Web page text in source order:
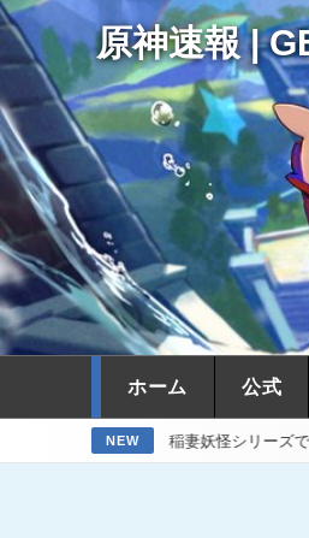
原神速報 |
ホーム 公式
NEW
】稲妻妖怪シリーズで雪女出してくれんか